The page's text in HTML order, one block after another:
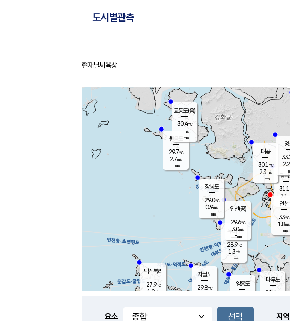
도시별관측
홈
현재날씨 육상
풍도
무의도
28.9℃
1.3m/s
-mm
영흥도
볼음도
29.7℃
2.7m/s
-mm
자월도
29.8℃
장봉도
29.0℃
0.9m/s
-mm
대부도
28.4
경서
31.1
2.1
-mm
대곶
30.1℃
2.3m/s
-mm
2.2
-
덕적북리
27.9℃
1.0m/s
인천(공)
29.6℃
3.0m/s
-mm
교동도(음)
30.4℃
-m/s
-mm
인천
33℃
1.8m/s
-mm
요소 지역